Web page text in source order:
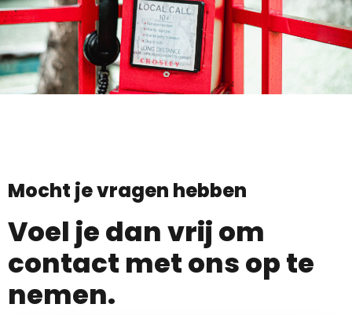
Mocht je vragen hebben
Voel je dan vrij om
contact met ons op te
nemen.